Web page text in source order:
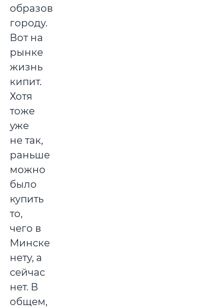
образование
городу.
Вот на
рынке
жизнь
кипит.
Хотя
тоже
уже
не так,
раньше
можно
было
купить
то,
чего в
Минске
нету, а
сейчас
нет. В
общем,